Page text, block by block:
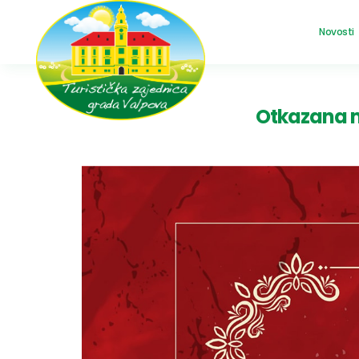
Novosti
Otkazana